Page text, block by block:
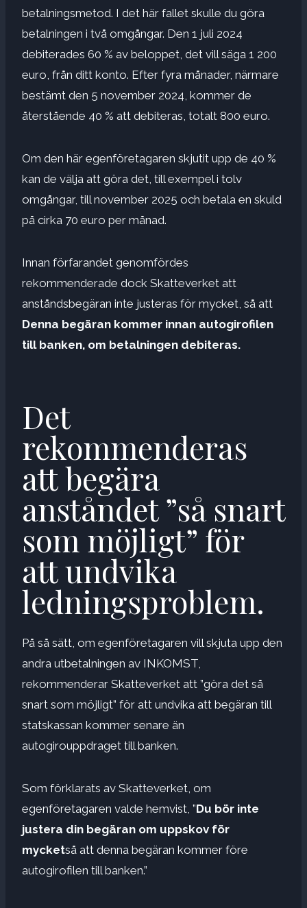
betalningsmetod. I det här fallet skulle du göra
betalningen i två omgångar. Den 1 juli 2024
debiterades 60 % av beloppet, det vill säga 1 200
euro, från ditt konto. Efter fyra månader, närmare
bestämt den 5 november 2024, kommer de
återstående 40 % att debiteras, totalt 800 euro.
Om den här egenföretagaren skjutit upp de 40 %
kan de välja att göra det, till exempel i tolv
omgångar, till november 2025 och betala en skuld
på cirka 70 euro per månad.
Innan förfarandet genomfördes
rekommenderade dock Skatteverket att
anståndsbegäran inte justeras för mycket, så att
Denna begäran kommer innan autogirofilen
till banken, om betalningen debiteras.
Det
rekommenderas
att begära
anståndet ”så snart
som möjligt” för
att undvika
ledningsproblem.
På så sätt, om egenföretagaren vill skjuta upp den
andra utbetalningen av INKOMST,
rekommenderar Skatteverket att ”göra det så
snart som möjligt” för att undvika att begäran till
statskassan kommer senare än
autogirouppdraget till banken.
Som förklarats av Skatteverket, om
egenföretagaren valde hemvist, ”Du bör inte
justera din begäran om uppskov för
mycketså att denna begäran kommer före
autogirofilen till banken.”